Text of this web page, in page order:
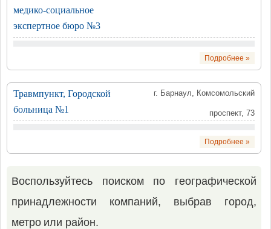
медико-социальное
экспертное бюро №3
Подробнее »
г. Барнаул, Комсомольский
проспект, 73
Травмпункт, Городской
больница №1
Подробнее »
Воспользуйтесь поиском по географической
принадлежности компаний, выбрав город,
метро или район.